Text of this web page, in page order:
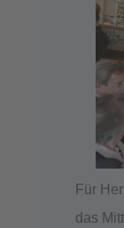
Für
das